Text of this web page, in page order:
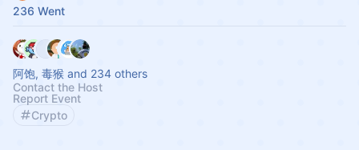
236 Went
阿饱, 毒猴 and 234 others
Contact the Host
Report Event
Crypto